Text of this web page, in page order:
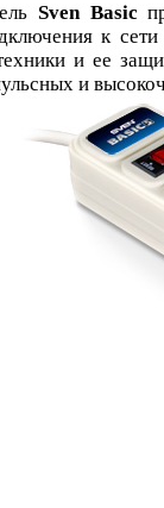
Sven Basic
к
и ее
и